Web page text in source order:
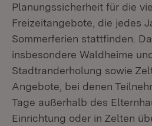
Planungssicherheit für die
Freizeitangebote, die jedes
Sommerferien stattfinden.
insbesondere Waldheime
Stadtranderholung sowie
Angebote, bei denen
Tage außerhalb des
Einrichtung oder in Zelten